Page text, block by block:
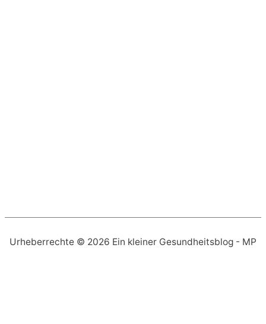
Urheberrechte © 2026 Ein kleiner Gesundheitsblog - MP